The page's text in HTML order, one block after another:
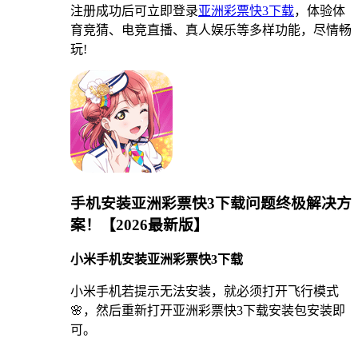
注册成功后可立即登录亚洲彩票快3下载，体验体
育竞猜、电竞直播、真人娱乐等多样功能，尽情畅
玩!
手机安装亚洲彩票快3下载问题终极解决方
案！【2026最新版】
小米手机安装亚洲彩票快3下载
小米手机若提示无法安装，就必须打开飞行模式
🌸，然后重新打开亚洲彩票快3下载安装包安装即
可。